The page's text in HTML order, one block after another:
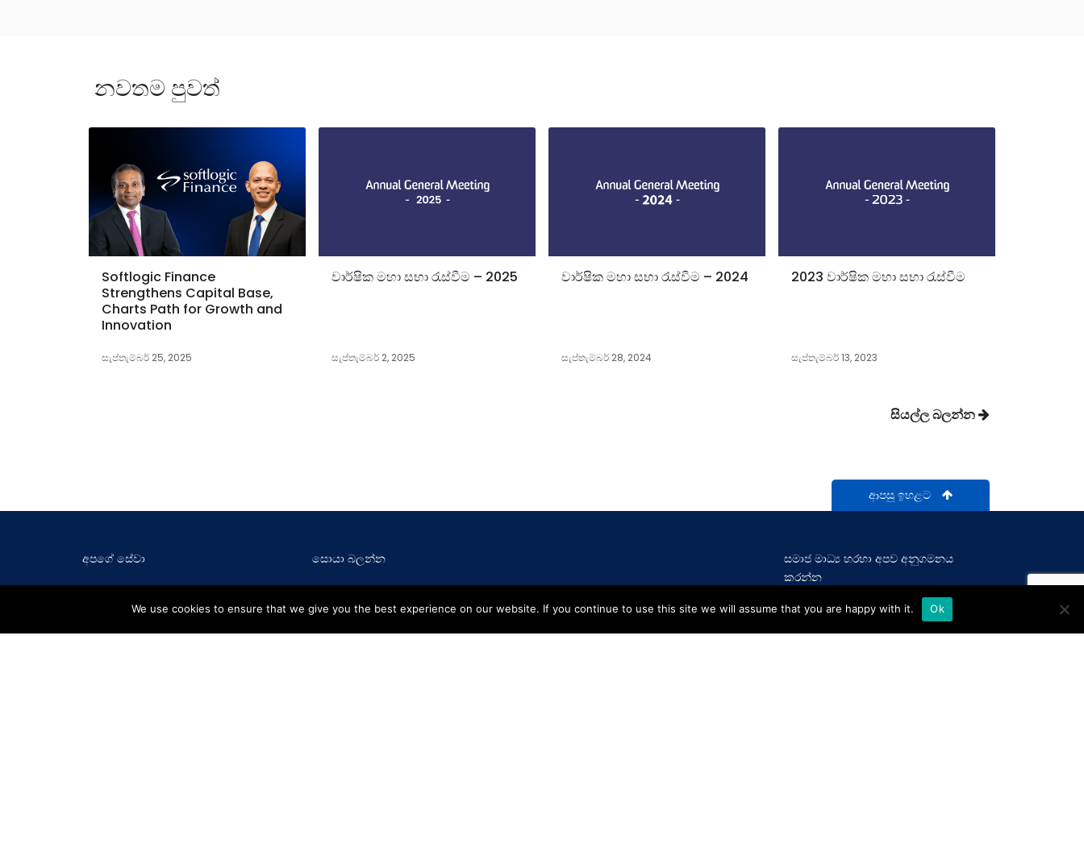
නවතම පුවත්
Softlogic Finance
Strengthens Capital Base,
Charts Path for Growth and
Innovation
සැප්තැම්බර් 25, 2025
වාර්ෂික මහා සභා රැස්වීම – 2025
සැප්තැම්බර් 2, 2025
වාර්ෂික මහා සභා රැස්වීම – 2024
සැප්තැම්බර් 28, 2024
2023 වාර්ෂික මහා සභා රැස්වීම
සැප්තැම්බර් 13, 2023
සියල්ල බලන්න
ආපසු ඉහළට
අපගේ සේවා සොයා බලන්න
සමාජ මාධ්‍ය හරහා අපව අනුගමනය
කරන්න
We use cookies to ensure that we give you the best experience on our website. If you continue to use this site we will assume that you are happy with it. Ok